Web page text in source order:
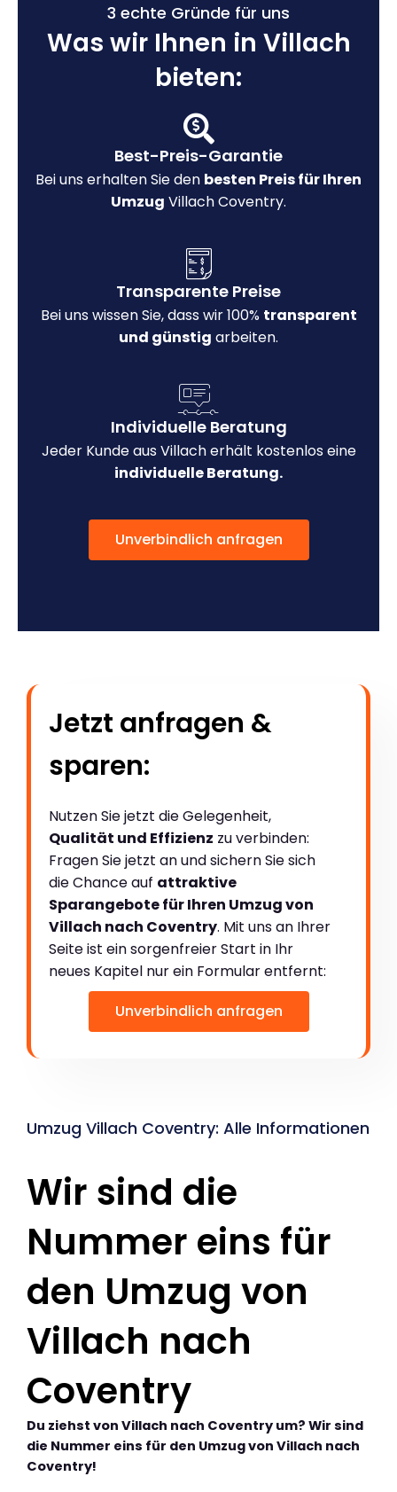
3 echte Gründe für uns
Was wir Ihnen in Villach
bieten:
Best-Preis-Garantie
Bei uns erhalten Sie den besten Preis für Ihren
Umzug Villach Coventry.
Transparente Preise
Bei uns wissen Sie, dass wir 100% transparent
und günstig arbeiten.
Individuelle Beratung
Jeder Kunde aus Villach erhält kostenlos eine
individuelle Beratung.
Unverbindlich anfragen
Jetzt anfragen &
sparen:
Nutzen Sie jetzt die Gelegenheit,
Qualität und Effizienz zu verbinden:
Fragen Sie jetzt an und sichern Sie sich
die Chance auf attraktive
Sparangebote für Ihren Umzug von
Villach nach Coventry. Mit uns an Ihrer
Seite ist ein sorgenfreier Start in Ihr
neues Kapitel nur ein Formular entfernt:
Unverbindlich anfragen
Umzug Villach Coventry: Alle Informationen
Wir sind die
Nummer eins für
den Umzug von
Villach nach
Coventry
Du ziehst von Villach nach Coventry um? Wir sind
die Nummer eins für den Umzug von Villach nach
Coventry!